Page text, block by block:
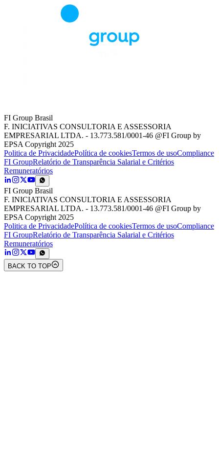
FI Group Brasil
F. INICIATIVAS CONSULTORIA E ASSESSORIA
EMPRESARIAL LTDA. - 13.773.581/0001-46 @FI Group by
EPSA Copyright 2025
Politica de PrivacidadePolítica de cookiesTermos de usoCompliance
FI GroupRelatório de Transparência Salarial e Critérios
Remuneratórios
FI Group Brasil
F. INICIATIVAS CONSULTORIA E ASSESSORIA
EMPRESARIAL LTDA. - 13.773.581/0001-46 @FI Group by
EPSA Copyright 2025
Politica de PrivacidadePolítica de cookiesTermos de usoCompliance
FI GroupRelatório de Transparência Salarial e Critérios
Remuneratórios
BACK TO TOP